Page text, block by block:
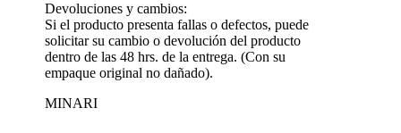
Devoluciones y cambios:
Si el producto presenta fallas o defectos, puede
solicitar su cambio o devolución del producto
dentro de las 48 hrs. de la entrega. (Con su
empaque original no dañado).
MINARI